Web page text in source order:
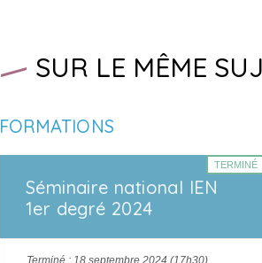
SUR LE MÊME
FORMATIONS
Séminaire national IEN
1er degré 2024
TERMINÉ
Terminé : 18 septembre 2024 (17h30)